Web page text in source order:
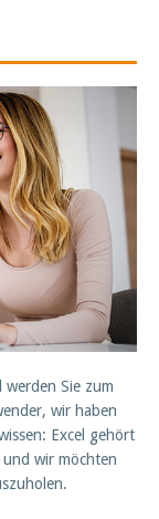
werden Sie zum
wir haben
Excel gehört
wir möchten